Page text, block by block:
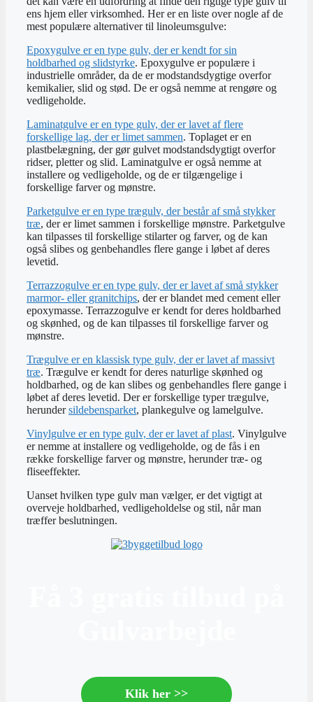
ens hjem eller virksomhed. Her er en liste over nogle af de
mest populære alternativer til linoleumsgulve:
Epoxygulve er en type gulv, der er kendt for sin
holdbarhed og slidstyrke. Epoxygulve er populære i
industrielle områder, da de er modstandsdygtige overfor
kemikalier, slid og stød. De er også nemme at rengøre og
vedligeholde.
Laminatgulve er en type gulv, der er lavet af flere
forskellige lag, der er limet sammen. Toplaget er en
plastbelægning, der gør gulvet modstandsdygtigt overfor
ridser, pletter og slid. Laminatgulve er også nemme at
installere og vedligeholde, og de er tilgængelige i
forskellige farver og mønstre.
Parketgulve er en type trægulv, der består af små stykker
træ, der er limet sammen i forskellige mønstre. Parketgulve
kan tilpasses til forskellige stilarter og farver, og de kan
også slibes og genbehandles flere gange i løbet af deres
levetid.
Terrazzogulve er en type gulv, der er lavet af små stykker
marmor- eller granitchips, der er blandet med cement eller
epoxymasse. Terrazzogulve er kendt for deres holdbarhed
og skønhed, og de kan tilpasses til forskellige farver og
mønstre.
Trægulve er en klassisk type gulv, der er lavet af massivt
træ. Trægulve er kendt for deres naturlige skønhed og
holdbarhed, og de kan slibes og genbehandles flere gange i
løbet af deres levetid. Der er forskellige typer trægulve,
herundersildebensparket, plankegulve og lamelgulve.
Vinylgulve er en type gulv, der er lavet af plast. Vinylgulve
er nemme at installere og vedligeholde, og de fås i en
række forskellige farver og mønstre, herunder træ- og
fliseeffekter.
Uanset hvilken type gulv man vælger, er det vigtigt at
overveje holdbarhed, vedligeholdelse og stil, når man
træffer beslutningen.
Klik her >>